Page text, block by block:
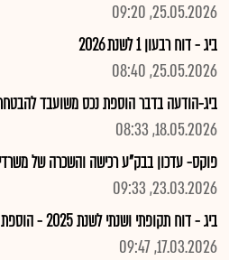
25.05.2026, 09:20
ביג - דוח רבעון 1 לשנת 2026
25.05.2026, 08:40
ביג-הודעה בדבר הוספת נכס משועבד
18.05.2026, 08:33
פוקס- עדכון בבק"ע רכישה והשכרה של
23.03.2026, 09:33
ביג - דוח תקופתי ושנתי לשנת 2025 - הוספת הערכות שווי שמפאת גודל הקב
17.03.2026, 09:47